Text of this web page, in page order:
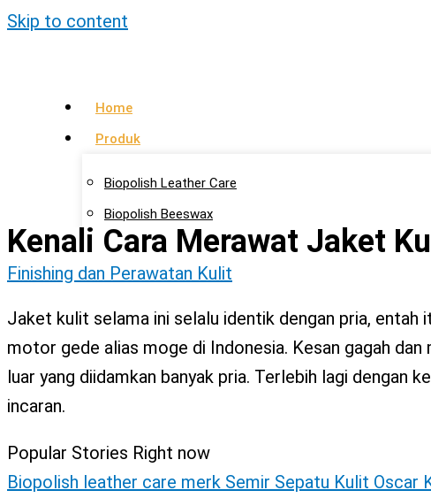
Skip to content
Home
Produk
Biopolish Leather Care
Biopolish Beeswax
Biopolish Natural Oil
Lokasi Agen
Kontak Kami
Kenali Cara Merawat Jaket
Finishing dan Perawatan Kulit
Jaket kulit selama ini selalu identik dengan pria, entah
motor gede alias moge di Indonesia. Kesan gagah
luar yang diidamkan banyak pria. Terlebih lagi dengan
incaran.
Popular Stories Right now
Biopolish leather care merk Semir Sepatu Kulit Oscar